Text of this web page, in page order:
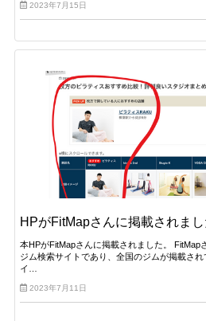
2023年7月15日
HPがFitMapさんに掲載されまし
本HPがFitMapさんに掲載されました。 FitMap
ジム検索サイトであり、全国のジムが掲載さ
イ…
2023年7月11日